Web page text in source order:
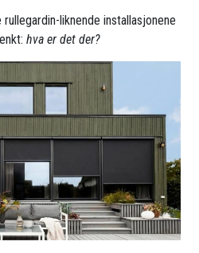
liknende installasjonene
hva er det der?